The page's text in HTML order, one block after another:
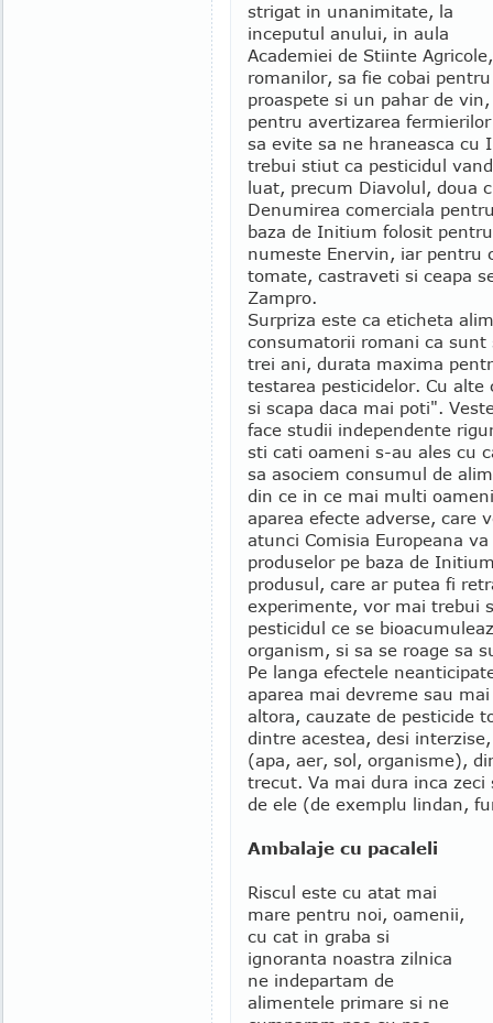
strigat in unanimitate, la
inceputul anului, in aula
Academiei de Stiinte
romanilor, sa fie cobai
proaspete si un pahar de
pentru avertizarea
sa evite sa ne hraneasca cu
trebui stiut ca pesticidul
luat, precum Diavolul, doua
Denumirea comerciala
baza de Initium folosit
numeste Enervin, iar pentru
tomate, castraveti si ceapa
Zampro.
Surpriza este ca eticheta
consumatorii romani ca
trei ani, durata maxima
testarea pesticidelor. Cu
si scapa daca mai poti".
face studii independente
sti cati oameni s-au ales cu
sa asociem consumul de
din ce in ce mai multi
aparea efecte adverse, care
atunci Comisia Europeana
produselor pe baza de
produsul, care ar putea fi
experimente, vor mai trebui
pesticidul ce se
organism, si sa se roage sa
Pe langa efectele
aparea mai devreme sau
altora, cauzate de pesticide
dintre acestea, desi
(apa, aer, sol, organisme),
trecut. Va mai dura inca zeci
de ele (de exemplu lindan,
Ambalaje cu pacaleli
Riscul este cu atat mai
mare pentru noi, oamenii,
cu cat in graba si
ignoranta noastra zilnica
ne indepartam de
alimentele primare si ne